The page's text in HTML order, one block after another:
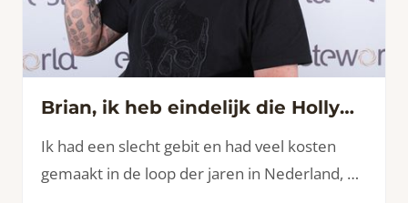
Brian, ik heb eindelijk die Hollywood Smile
Ik had een slecht gebit en had veel kosten
gemaakt in de loop der jaren in Nederland, bij